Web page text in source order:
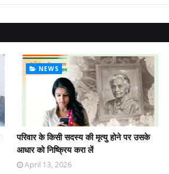
NEWS
परिवार के किसी सदस्य की मृत्यु होने पर उसके
आधार को निष्क्रिय करा लें
April 13, 2026